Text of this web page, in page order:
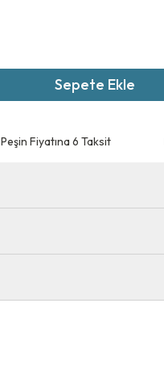
Sepete Ekle
Peşin Fiyatına 6 Taksit